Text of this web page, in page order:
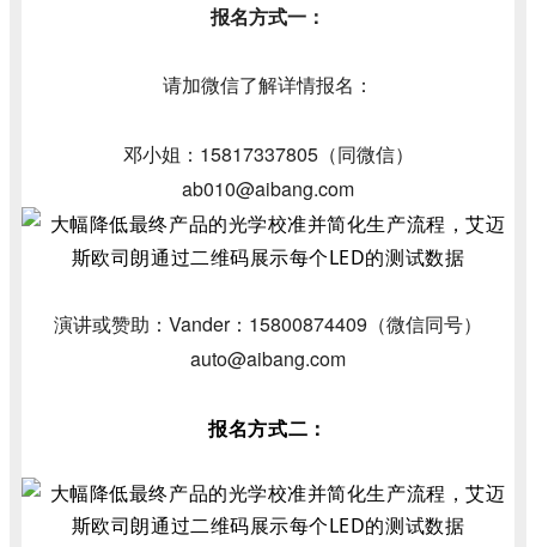
报名方式一：
请加微信了解详情报名：
邓小姐：15817337805（同微信）
ab010@aibang.com
演讲或赞助：Vander：15800874409（微信同号）
auto@aibang.com
报名方式二：